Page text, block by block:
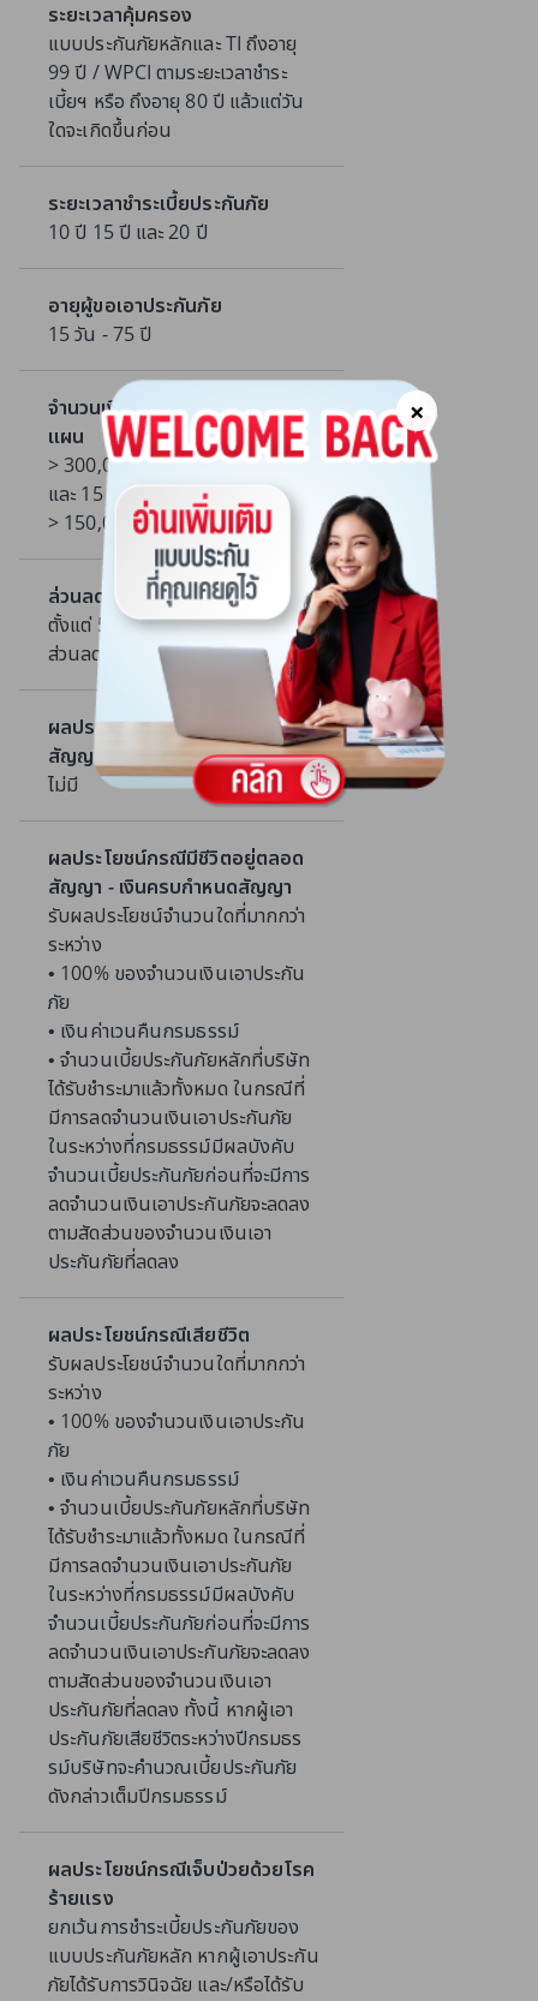
ระยะเวลาคุ้มครอง
แบบประกันภัยหลักและ TI ถึงอายุ
99 ปี / WPCI ตามระยะเวลาชำระ
เบี้ยฯ หรือ ถึงอายุ 80 ปี แล้วแต่วัน
ใดจะเกิดขึ้นก่อน
ระยะเวลาชำระเบี้ยประกันภัย
10 ปี 15 ปี และ 20 ปี
อายุผู้ขอเอาประกันภัย
15 วัน - 75 ปี
จำนวนเงินเอาประกันภัยขั้นต่ำ /
แผน
> 300,000 บาท สำหรับแบบ 10 ปี
และ 15 ปี
> 150,000 บาท สำหรับแบบ 20 ปี
ล่วนลดเบี้ยประกันภัย
ตั้งแต่ 500,000 บาทขึ้นไป รับ
ส่วนลดเบี้ยประกันภัยตามเงื่อนไข
ผลประโยชน์กรณีมีชีวิตอยู่ตลอด
สัญญา - เงินคืนรายงวด
ไม่มี
ผลประโยชน์กรณีมีชีวิตอยู่ตลอด
สัญญา - เงินครบกำหนดสัญญา
รับผลประโยชน์จำนวนใดที่มากกว่า
ระหว่าง
• 100% ของจำนวนเงินเอาประกัน
ภัย
• เงินค่าเวนคืนกรมธรรม์
• จำนวนเบี้ยประกันภัยหลักที่บริษัท
ได้รับชำระมาแล้วทั้งหมด ในกรณีที่
มีการลดจำนวนเงินเอาประกันภัย
ในระหว่างที่กรมธรรม์มีผลบังคับ
จำนวนเบี้ยประกันภัยก่อนที่จะมีการ
ลดจำนวนเงินเอาประกันภัยจะลดลง
ตามสัดส่วนของจำนวนเงินเอา
ประกันภัยที่ลดลง
ผลประโยชน์กรณีเสียชีวิต
รับผลประโยชน์จำนวนใดที่มากกว่า
ระหว่าง
• 100% ของจำนวนเงินเอาประกัน
ภัย
• เงินค่าเวนคืนกรมธรรม์
• จำนวนเบี้ยประกันภัยหลักที่บริษัท
ได้รับชำระมาแล้วทั้งหมด ในกรณีที่
มีการลดจำนวนเงินเอาประกันภัย
ในระหว่างที่กรมธรรม์มีผลบังคับ
จำนวนเบี้ยประกันภัยก่อนที่จะมีการ
ลดจำนวนเงินเอาประกันภัยจะลดลง
ตามสัดส่วนของจำนวนเงินเอา
ประกันภัยที่ลดลง ทั้งนี้ หากผู้เอา
ประกันภัยเสียชีวิตระหว่างปีกรมธร
รม์บริษัทจะคำนวณเบี้ยประกันภัย
ดังกล่าวเต็มปีกรมธรรม์
ผลประโยชน์กรณีเจ็บป่วยด้วยโรค
ร้ายแรง
ยกเว้นการชำระเบี้ยประกันภัยของ
แบบประกันภัยหลัก หากผู้เอาประกัน
ภัยได้รับการวินิจฉัย และ/หรือได้รับ
×